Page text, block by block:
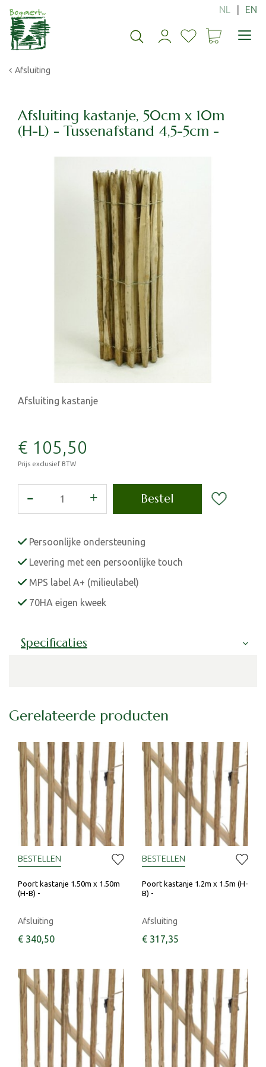
Afsluiting
Afsluiting kastanje, 50cm x 10m
(H-L) - Tussenafstand 4,5-5cm -
Afsluiting kastanje
€ 105,50
Prijs exclusief BTW
Persoonlijke ondersteuning
Levering met een persoonlijke touch
MPS label A+ (milieulabel)
70HA eigen kweek
Specificaties
Gerelateerde producten
Poort kastanje 1.50m x 1.50m
(H-B) -
Afsluiting
€ 340,50
BESTELLEN
Poort kastanje 1.2m x 1.5m (H-
B) -
Afsluiting
€ 317,35
BESTELLEN